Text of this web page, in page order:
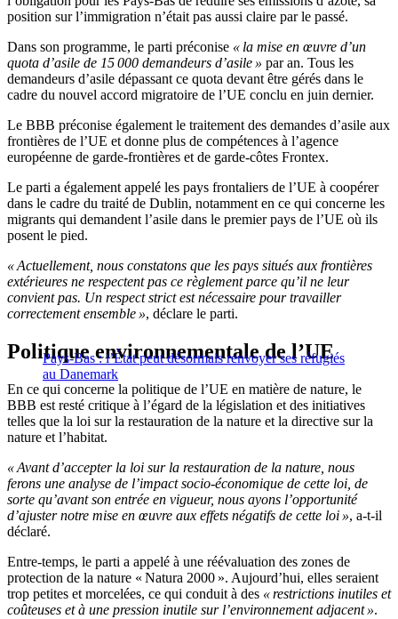
position sur l’immigration n’était pas aussi claire par le passé.
Dans son programme, le parti préconise « la mise en œuvre d’un
quota d’asile de 15 000 demandeurs d’asile » par an. Tous les
demandeurs d’asile dépassant ce quota devant être gérés dans le
cadre du nouvel accord migratoire de l’UE conclu en juin dernier.
Le BBB préconise également le traitement des demandes d’asile aux
frontières de l’UE et donne plus de compétences à l’agence
européenne de garde-frontières et de garde-côtes Frontex.
Le parti a également appelé les pays frontaliers de l’UE à coopérer
dans le cadre du traité de Dublin, notamment en ce qui concerne les
migrants qui demandent l’asile dans le premier pays de l’UE où ils
posent le pied.
« Actuellement, nous constatons que les pays situés aux frontières
extérieures ne respectent pas ce règlement parce qu’il ne leur
convient pas. Un respect strict est nécessaire pour travailler
correctement ensemble », déclare le parti.
Pays-Bas : l’État peut désormais renvoyer ses réfugiés
au Danemark
Politique environnementale de l’UE
En ce qui concerne la politique de l’UE en matière de nature, le
BBB est resté critique à l’égard de la législation et des initiatives
telles que la loi sur la restauration de la nature et la directive sur la
nature et l’habitat.
« Avant d’accepter la loi sur la restauration de la nature, nous
ferons une analyse de l’impact socio-économique de cette loi, de
sorte qu’avant son entrée en vigueur, nous ayons l’opportunité
d’ajuster notre mise en œuvre aux effets négatifs de cette loi », a-t-il
déclaré.
Entre-temps, le parti a appelé à une réévaluation des zones de
protection de la nature « Natura 2000 ». Aujourd’hui, elles seraient
trop petites et morcelées, ce qui conduit à des « restrictions inutiles et
coûteuses et à une pression inutile sur l’environnement adjacent ».